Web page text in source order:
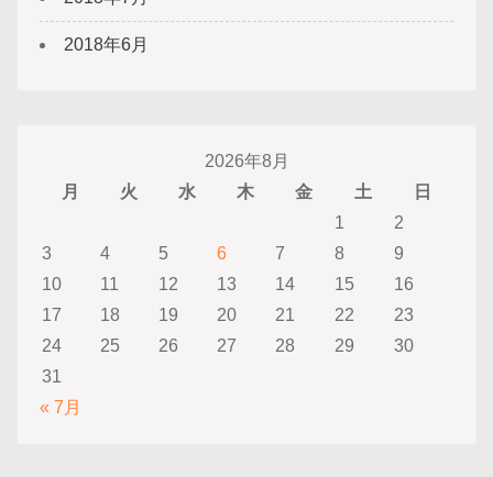
2018年6月
2026年8月
月
火 水 木 金 土
日
1
2
3
4 5 6 7 8
9
10
11 12 13 14 15
16
17
18 19 20 21 22
23
24
25 26 27 28 29
30
31
« 7月